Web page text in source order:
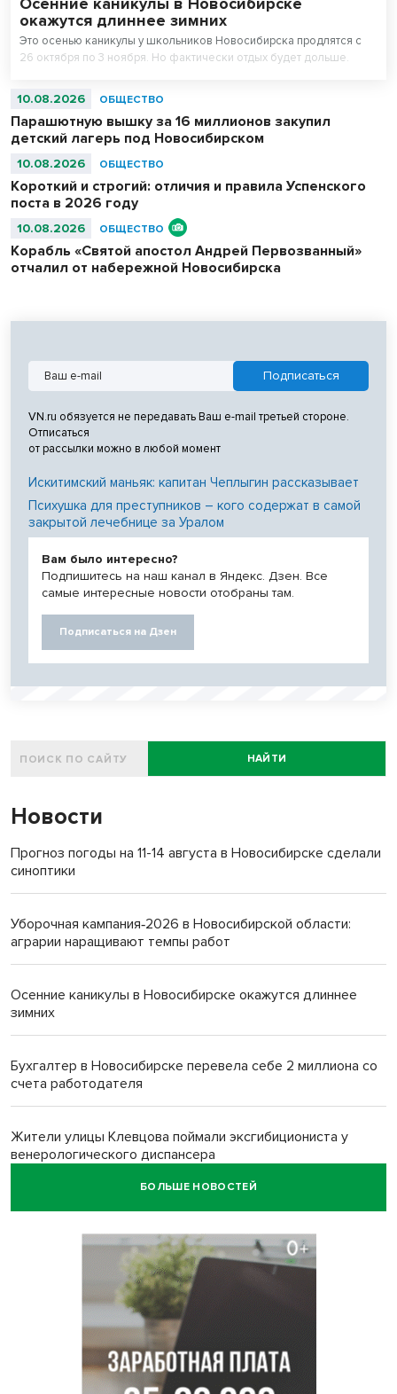
окажутся длиннее зимних
Это осенью каникулы у школьников Новосибирска продлятся с
26 октября по 3 ноября. Но фактически отдых будет дольше.
10.08.2026 ОБЩЕСТВО
Парашютную вышку за 16 миллионов закупил
детский лагерь под Новосибирском
10.08.2026 ОБЩЕСТВО
Короткий и строгий: отличия и правила Успенского
поста в 2026 году
10.08.2026 ОБЩЕСТВО
Корабль «Святой апостол Андрей Первозванный»
отчалил от набережной Новосибирска
VN.ru обязуется не передавать Ваш e-mail третьей стороне.
Отписаться
от рассылки можно в любой момент
Искитимский маньяк: капитан Чеплыгин рассказывает
Психушка для преступников – кого содержат в самой
закрытой лечебнице за Уралом
Вам было интересно?
Подпишитесь на наш канал в Яндекс. Дзен. Все
самые интересные новости отобраны там.
Подписаться на Дзен
НАЙТИ
Новости
Прогноз погоды на 11-14 августа в Новосибирске сделали
синоптики
Уборочная кампания‑2026 в Новосибирской области:
аграрии наращивают темпы работ
Осенние каникулы в Новосибирске окажутся длиннее
зимних
Бухгалтер в Новосибирске перевела себе 2 миллиона со
счета работодателя
Жители улицы Клевцова поймали эксгибициониста у
венерологического диспансера
БОЛЬШЕ НОВОСТЕЙ